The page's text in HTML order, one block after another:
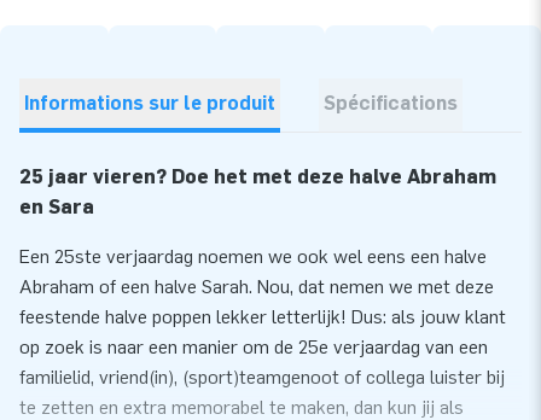
Informations sur le produit Spécifications
25 jaar vieren? Doe het met deze halve Abraham
en Sara
Een 25ste verjaardag noemen we ook wel eens een halve
Abraham of een halve Sarah. Nou, dat nemen we met deze
feestende halve poppen lekker letterlijk! Dus: als jouw klant
op zoek is naar een manier om de 25e verjaardag van een
familielid, vriend(in), (sport)teamgenoot of collega luister bij
te zetten en extra memorabel te maken, dan kun jij als